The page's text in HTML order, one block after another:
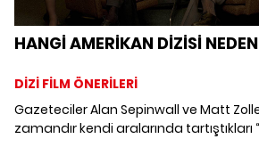
HANGİ AMERİKAN DİZİSİ
DİZİ FİLM ÖNERİLERİ
Gazeteciler Alan Sepinwall ve Matt
zamandır kendi aralarında tartıştıkları